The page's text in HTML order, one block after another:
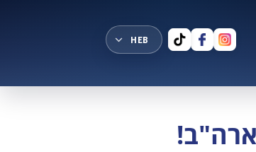
ארה"ב!